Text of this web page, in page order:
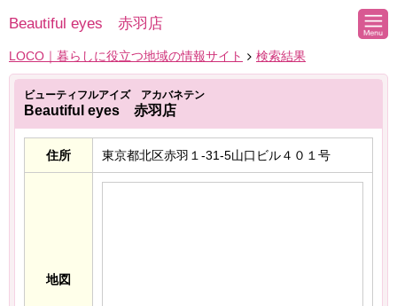
Beautiful eyes 赤羽店
LOCO｜暮らしに役立つ地域の情報サイト 検索結果
ビューティフルアイズ アカバネテン
Beautiful eyes 赤羽店
住所 東京都北区赤羽１‐31‐5山口ビル４０１号
地図